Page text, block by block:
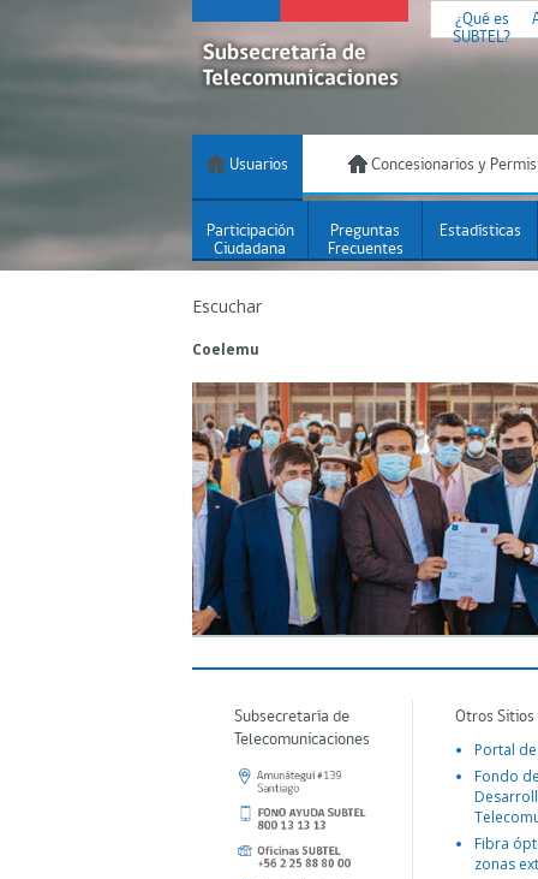
¿Qué es
SUBTEL?
Usuarios Concesionarios y
Participación
Ciudadana
Preguntas
Frecuentes
Estadísticas
Escuchar
Coelemu
Subsecretaría de
Telecomunicaciones
Otros
Portal
Fondo
Fibra
zonas